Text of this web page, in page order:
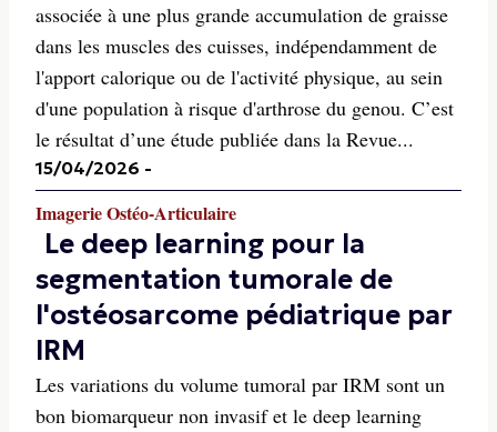
associée à une plus grande accumulation de graisse
dans les muscles des cuisses, indépendamment de
l'apport calorique ou de l'activité physique, au sein
d'une population à risque d'arthrose du genou. C’est
le résultat d’une étude publiée dans la Revue...
15/04/2026 -
Imagerie Ostéo-Articulaire
Le deep learning pour la
segmentation tumorale de
l'ostéosarcome pédiatrique par
IRM
Les variations du volume tumoral par IRM sont un
bon biomarqueur non invasif et le deep learning